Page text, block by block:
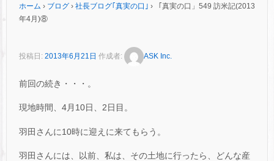
ホーム › ブログ › 社長ブログ｢真実の口｣ ›
「真実の口」549 訪米記(2013
年4月)⑧
投稿日: 2013年6月21日 作成者: ASK Inc.
前回の続き・・・。
現地時間、4月10日、2日目。
羽田さんに10時に迎えに来てもらう。
羽田さんには、以前、私は、その土地に行ったら、どんな産